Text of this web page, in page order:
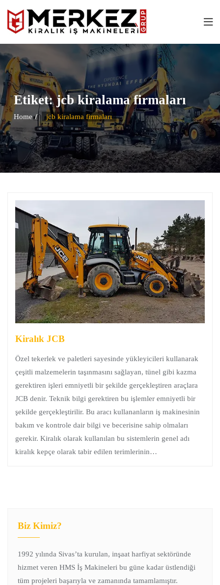
Etiket:jcb kiralama firmaları
Home jcb kiralama firmaları
Kiralık JCB
Özel tekerlek ve paletleri sayesinde yükleyicileri kullanarak
çeşitli malzemelerin taşınmasını sağlayan, tünel gibi kazma
gerektiren işleri emniyetli bir şekilde gerçekleştiren araçlara
JCB denir. Teknik bilgi gerektiren bu işlemler emniyetli bir
şekilde gerçekleştirilir. Bu aracı kullananların iş makinesinin
bakım ve kontrole dair bilgi ve becerisine sahip olmaları
gerekir. Kiralık olarak kullanılan bu sistemlerin genel adı
kiralık kepçe olarak tabir edilen terimlerinin…
Biz Kimiz?
1992 yılında Sivas’ta kurulan, inşaat harfiyat sektöründe
hizmet veren HMS İş Makineleri bu güne kadar üstlendiği
tüm projeleri başarıyla ve zamanında tamamlamıştır.